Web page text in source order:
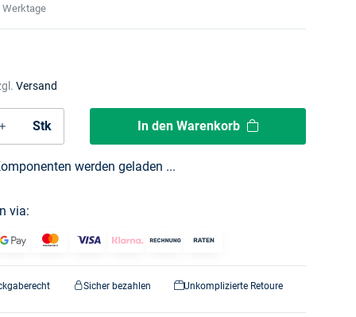
Werktage
Versand
Stk In den Warenkorb
werden geladen ...
via:
Sicher bezahlen Unkomplizierte Retoure